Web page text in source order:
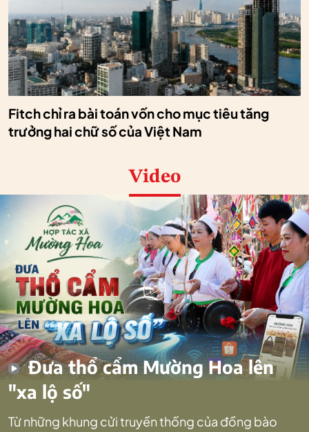
Fitch chỉ ra bài toán vốn cho mục tiêu tăng
trưởng hai chữ số của Việt Nam
Video
Đưa thổ cẩm Mường Hoa lên
"xa lộ số"
Từ những khung cửi truyền thống của đồng bào